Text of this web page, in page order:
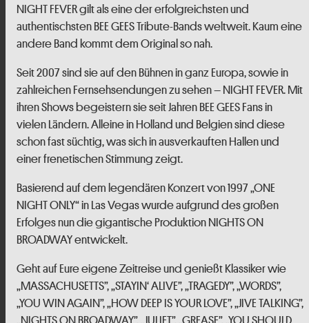
NIGHT FEVER gilt als eine der erfolgreichsten und
authentischsten BEE GEES Tribute-Bands weltweit. Kaum eine
andere Band kommt dem Original so nah.
Seit 2007 sind sie auf den Bühnen in ganz Europa, sowie in
zahlreichen Fernsehsendungen zu sehen – NIGHT FEVER. Mit
ihren Shows begeistern sie seit Jahren BEE GEES Fans in
vielen Ländern. Alleine in Holland und Belgien sind diese
schon fast süchtig, was sich in ausverkauften Hallen und
einer frenetischen Stimmung zeigt.
Basierend auf dem legendären Konzert von 1997 „ONE
NIGHT ONLY“ in Las Vegas wurde aufgrund des großen
Erfolges nun die gigantische Produktion NIGHTS ON
BROADWAY entwickelt.
Geht auf Eure eigene Zeitreise und genießt Klassiker wie
„MASSACHUSETTS”, „STAYIN‘ ALIVE”, „TRAGEDY”, „WORDS”,
„YOU WIN AGAIN”, „HOW DEEP IS YOUR LOVE”, „JIVE TALKING”,